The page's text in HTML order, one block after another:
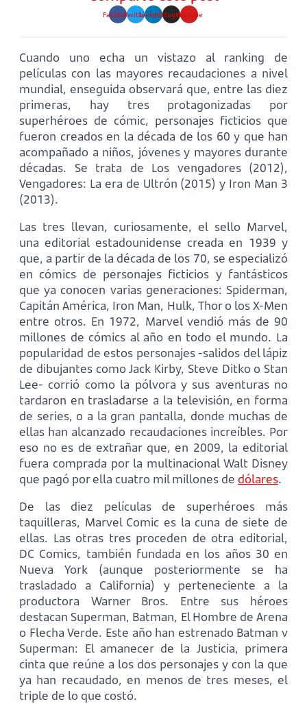
FacebookTwitterLinkedinInstagramYoutube
Cuando uno echa un vistazo al ranking de
películas con las mayores recaudaciones a nivel
mundial, enseguida observará que, entre las diez
primeras, hay tres protagonizadas por
superhéroes de cómic, personajes ficticios que
fueron creados en la década de los 60 y que han
acompañado a niños, jóvenes y mayores durante
décadas. Se trata de Los vengadores (2012),
Vengadores: La era de Ultrón (2015) y Iron Man 3
(2013).
Las tres llevan, curiosamente, el sello Marvel,
una editorial estadounidense creada en 1939 y
que, a partir de la década de los 70, se especializó
en cómics de personajes ficticios y fantásticos
que ya conocen varias generaciones: Spiderman,
Capitán América, Iron Man, Hulk, Thor o los X-Men
entre otros. En 1972, Marvel vendió más de 90
millones de cómics al año en todo el mundo. La
popularidad de estos personajes -salidos del lápiz
de dibujantes como Jack Kirby, Steve Ditko o Stan
Lee- corrió como la pólvora y sus aventuras no
tardaron en trasladarse a la televisión, en forma
de series, o a la gran pantalla, donde muchas de
ellas han alcanzado recaudaciones increíbles. Por
eso no es de extrañar que, en 2009, la editorial
fuera comprada por la multinacional Walt Disney
que pagó por ella cuatro mil millones de dólares.
De las diez películas de superhéroes más
taquilleras, Marvel Comic es la cuna de siete de
ellas. Las otras tres proceden de otra editorial,
DC Comics, también fundada en los años 30 en
Nueva York (aunque posteriormente se ha
trasladado a California) y perteneciente a la
productora Warner Bros. Entre sus héroes
destacan Superman, Batman, El Hombre de Arena
o Flecha Verde. Este año han estrenado Batman v
Superman: El amanecer de la Justicia, primera
cinta que reúne a los dos personajes y con la que
ya han recaudado, en menos de tres meses, el
triple de lo que costó.